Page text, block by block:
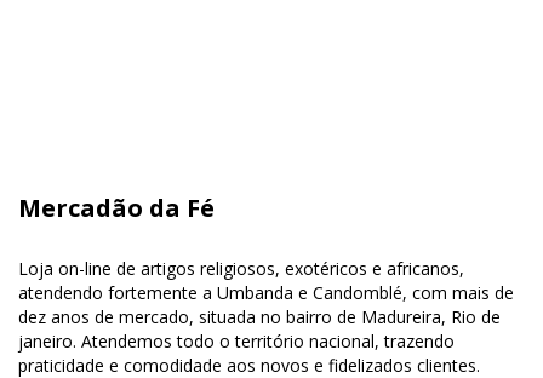
Mercadão da Fé
Loja on-line de artigos religiosos, exotéricos e africanos,
atendendo fortemente a Umbanda e Candomblé, com mais de
dez anos de mercado, situada no bairro de Madureira, Rio de
janeiro. Atendemos todo o território nacional, trazendo
praticidade e comodidade aos novos e fidelizados clientes.